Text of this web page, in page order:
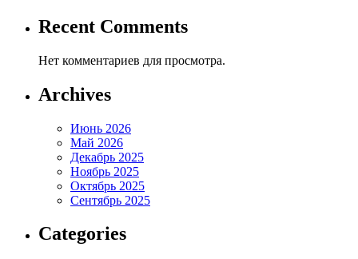
Recent Comments
Нет комментариев для просмотра.
Archives
Июнь 2026
Май 2026
Декабрь 2025
Ноябрь 2025
Октябрь 2025
Сентябрь 2025
Categories